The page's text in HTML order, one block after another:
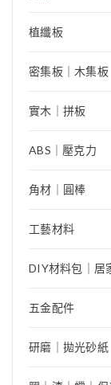
植纖板
密集板｜木集板
實木｜拼板
ABS｜壓克力
角材｜圓棒
工藝材料
DIY材料包｜居
五金配件
研磨｜拋光砂紙